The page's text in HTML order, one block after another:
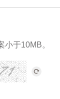
于10MB。